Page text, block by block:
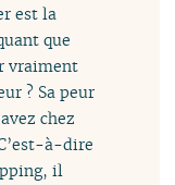
est la
que
vraiment
? Sa peur
chez
à-dire
il